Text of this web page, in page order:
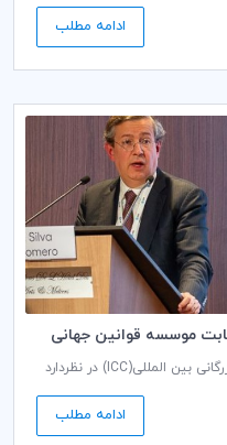
ادامه مطلب
موسسه قوانین جهانی
موسسه قوانین جهانی کسب و کار اتاق بازرگانی بین المللی(ICC) در نظردارد
ادامه مطلب